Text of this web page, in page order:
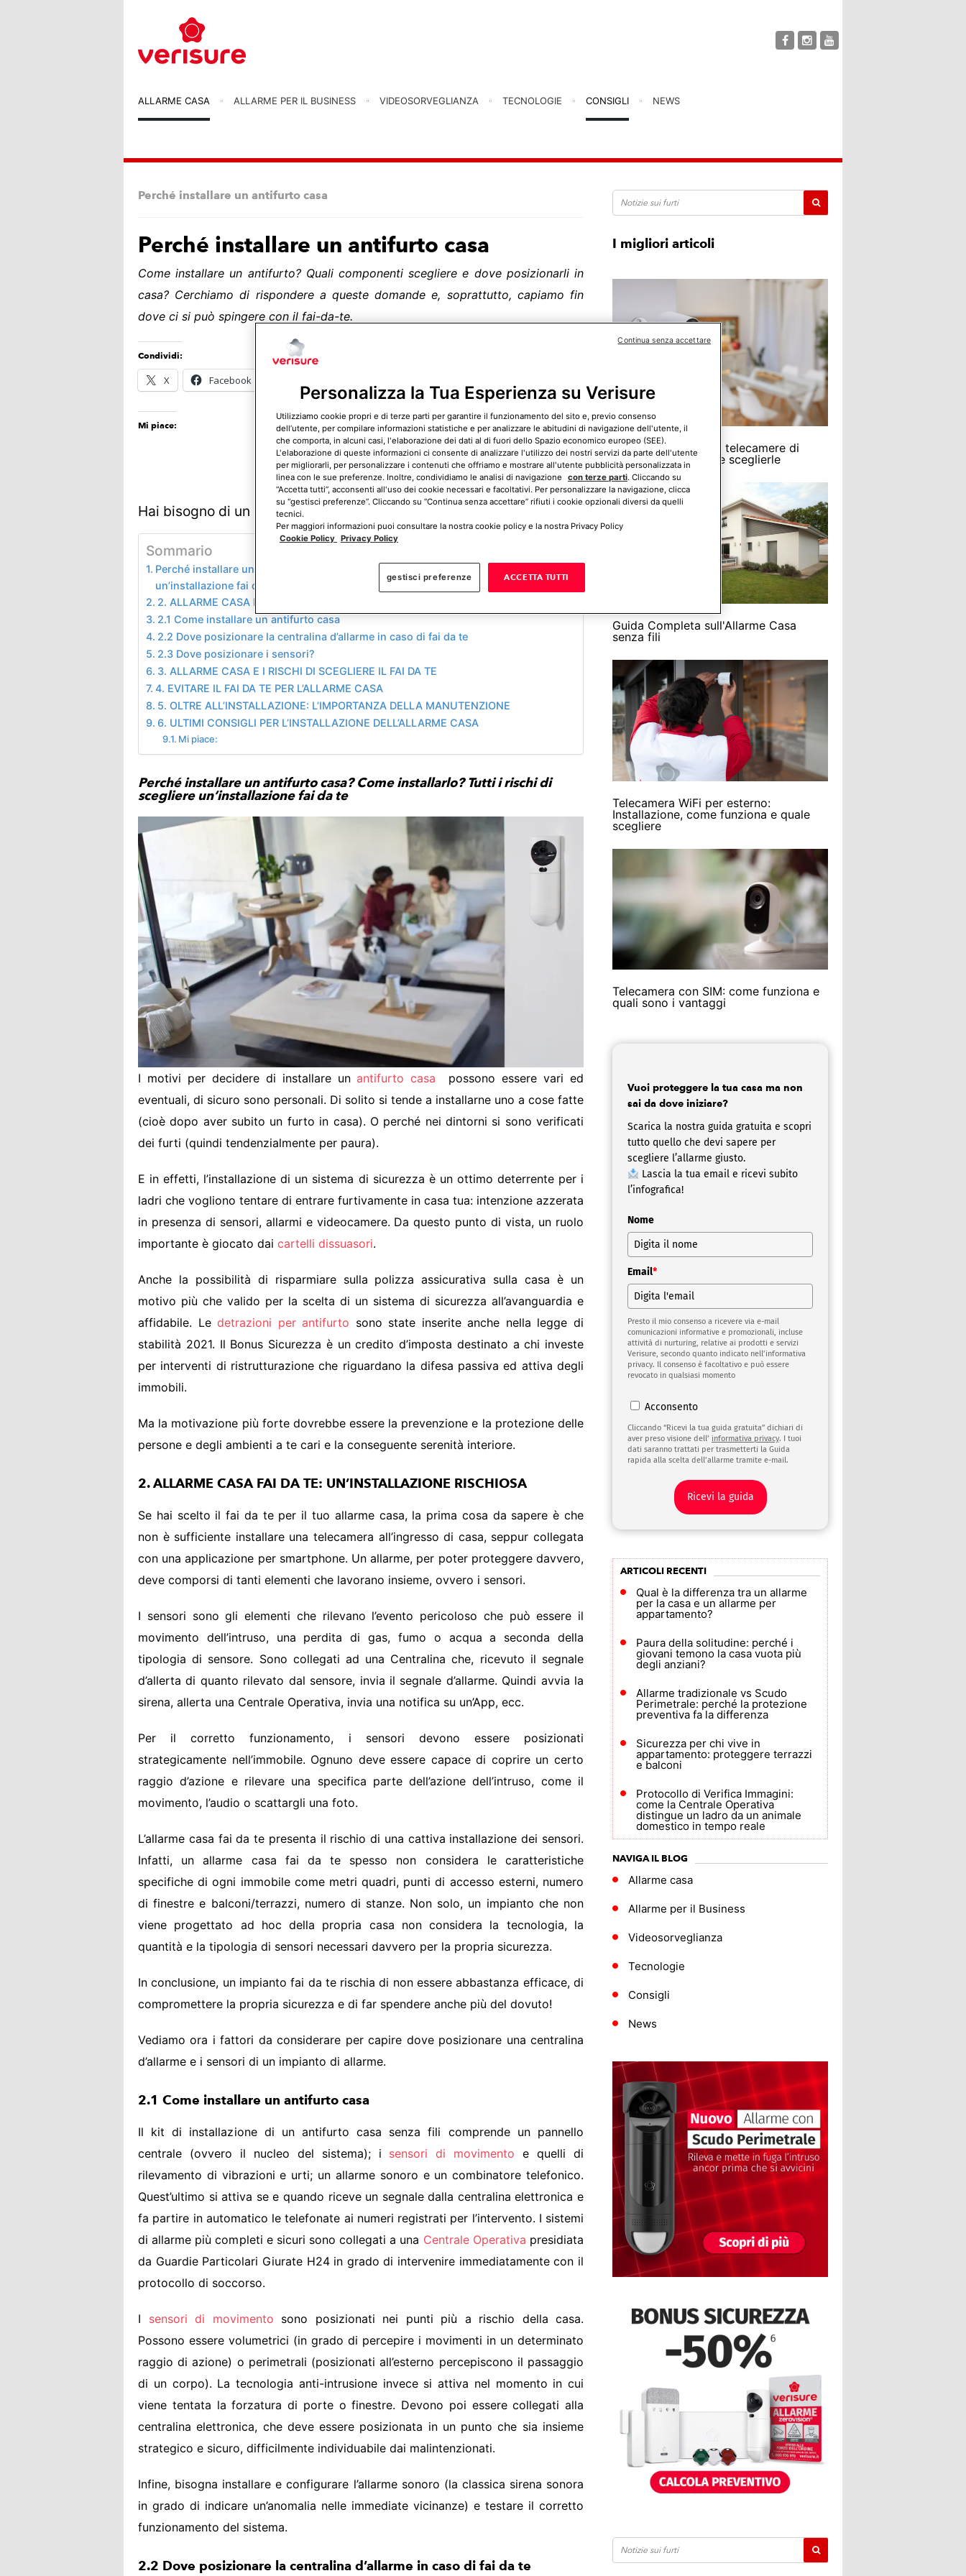
ALLARME CASA ALLARME PER IL BUSINESS VIDEOSORVEGLIANZA TECNOLOGIE CONSIGLI NEWS
Perché installare un antifurto casa
Perché installare un antifurto casa
Come installare un antifurto? Quali componenti scegliere e dove posizionarli in
casa? Cerchiamo di rispondere a queste domande e, soprattutto, capiamo fin
dove ci si può spingere con il fai-da-te.
Condividi:
X Facebook
Mi piace:
Hai bisogno di un allarme? Calcola ora il tuo preventivo gratuito
Sommario
Perché installare un antifurto casa? Come installarlo? Tutti i rischi di scegliere
un’installazione fai da te
2. ALLARME CASA FAI DA TE: UN’INSTALLAZIONE RISCHIOSA
2.1 Come installare un antifurto casa
2.2 Dove posizionare la centralina d’allarme in caso di fai da te
2.3 Dove posizionare i sensori?
3. ALLARME CASA E I RISCHI DI SCEGLIERE IL FAI DA TE
4. EVITARE IL FAI DA TE PER L’ALLARME CASA
5. OLTRE ALL’INSTALLAZIONE: L’IMPORTANZA DELLA MANUTENZIONE
6. ULTIMI CONSIGLI PER L’INSTALLAZIONE DELL’ALLARME CASA
Mi piace:
Perché installare un antifurto casa? Come installarlo? Tutti i rischi di
scegliere un’installazione fai da te
I motivi per decidere di installare unantifurto casa possono essere vari ed
eventuali, di sicuro sono personali. Di solito si tende a installarne uno a cose fatte
(cioè dopo aver subito un furto in casa). O perché nei dintorni si sono verificati
dei furti (quindi tendenzialmente per paura).
E in effetti, l’installazione di un sistema di sicurezza è un ottimo deterrente per i
ladri che vogliono tentare di entrare furtivamente in casa tua: intenzione azzerata
in presenza di sensori, allarmi e videocamere. Da questo punto di vista, un ruolo
importante è giocato dai cartelli dissuasori.
Anche la possibilità di risparmiare sulla polizza assicurativa sulla casa è un
motivo più che valido per la scelta di un sistema di sicurezza all’avanguardia e
affidabile. Ledetrazioni per antifurto sono state inserite anche nella legge di
stabilità 2021. Il Bonus Sicurezza è un credito d’imposta destinato a chi investe
per interventi di ristrutturazione che riguardano la difesa passiva ed attiva degli
immobili.
Ma la motivazione più forte dovrebbe essere la prevenzione e la protezione delle
persone e degli ambienti a te cari e la conseguente serenità interiore.
2. ALLARME CASA FAI DA TE: UN’INSTALLAZIONE RISCHIOSA
Se hai scelto il fai da te per il tuo allarme casa, la prima cosa da sapere è che
non è sufficiente installare una telecamera all’ingresso di casa, seppur collegata
con una applicazione per smartphone. Un allarme, per poter proteggere davvero,
deve comporsi di tanti elementi che lavorano insieme, ovvero i sensori.
I sensori sono gli elementi che rilevano l’evento pericoloso che può essere il
movimento dell’intruso, una perdita di gas, fumo o acqua a seconda della
tipologia di sensore. Sono collegati ad una Centralina che, ricevuto il segnale
d’allerta di quanto rilevato dal sensore, invia il segnale d’allarme. Quindi avvia la
sirena, allerta una Centrale Operativa, invia una notifica su un’App, ecc.
Per il corretto funzionamento, i sensori devono essere posizionati
strategicamente nell’immobile. Ognuno deve essere capace di coprire un certo
raggio d’azione e rilevare una specifica parte dell’azione dell’intruso, come il
movimento, l’audio o scattargli una foto.
L’allarme casa fai da te presenta il rischio di una cattiva installazione dei sensori.
Infatti, un allarme casa fai da te spesso non considera le caratteristiche
specifiche di ogni immobile come metri quadri, punti di accesso esterni, numero
di finestre e balconi/terrazzi, numero di stanze. Non solo, un impianto che non
viene progettato ad hoc della propria casa non considera la tecnologia, la
quantità e la tipologia di sensori necessari davvero per la propria sicurezza.
In conclusione, un impianto fai da te rischia di non essere abbastanza efficace, di
compromettere la propria sicurezza e di far spendere anche più del dovuto!
Vediamo ora i fattori da considerare per capire dove posizionare una centralina
d’allarme e i sensori di un impianto di allarme.
2.1 Come installare un antifurto casa
Il kit di installazione di un antifurto casa senza fili comprende un pannello
centrale (ovvero il nucleo del sistema); i sensori di movimento e quelli di
rilevamento di vibrazioni e urti; un allarme sonoro e un combinatore telefonico.
Quest’ultimo si attiva se e quando riceve un segnale dalla centralina elettronica e
fa partire in automatico le telefonate ai numeri registrati per l’intervento. I sistemi
di allarme più completi e sicuri sono collegati a una Centrale Operativa presidiata
da Guardie Particolari Giurate H24 in grado di intervenire immediatamente con il
protocollo di soccorso.
I sensori di movimento sono posizionati nei punti più a rischio della casa.
Possono essere volumetrici (in grado di percepire i movimenti in un determinato
raggio di azione) o perimetrali (posizionati all’esterno percepiscono il passaggio
di un corpo). La tecnologia anti-intrusione invece si attiva nel momento in cui
viene tentata la forzatura di porte o finestre. Devono poi essere collegati alla
centralina elettronica, che deve essere posizionata in un punto che sia insieme
strategico e sicuro, difficilmente individuabile dai malintenzionati.
Infine, bisogna installare e configurare l’allarme sonoro (la classica sirena sonora
in grado di indicare un’anomalia nelle immediate vicinanze) e testare il corretto
funzionamento del sistema.
2.2 Dove posizionare la centralina d’allarme in caso di fai da te
I migliori articoli
Come funzionano le telecamere di
sorveglianza e come sceglierle
Guida Completa sull'Allarme Casa
senza fili
Telecamera WiFi per esterno:
Installazione, come funziona e quale
scegliere
Telecamera con SIM: come funziona e
quali sono i vantaggi
Vuoi proteggere la tua casa ma non
sai da dove iniziare?
Scarica la nostra guida gratuita e scopri
tutto quello che devi sapere per
scegliere l’allarme giusto.
Lascia la tua email e ricevi subito
l’infografica!
Nome
Email*
Presto il mio consenso a ricevere via e-mail
comunicazioni informative e promozionali, incluse
attività di nurturing, relative ai prodotti e servizi
Verisure, secondo quanto indicato nell’informativa
privacy. Il consenso è facoltativo e può essere
revocato in qualsiasi momento
Acconsento
Cliccando “Ricevi la tua guida gratuita” dichiari di
aver preso visione dell’ informativa privacy. I tuoi
dati saranno trattati per trasmetterti la Guida
rapida alla scelta dell’allarme tramite e-mail.
Ricevi la guida
ARTICOLI RECENTI
Qual è la differenza tra un allarme
per la casa e un allarme per
appartamento?
Paura della solitudine: perché i
giovani temono la casa vuota più
degli anziani?
Allarme tradizionale vs Scudo
Perimetrale: perché la protezione
preventiva fa la differenza
Sicurezza per chi vive in
appartamento: proteggere terrazzi
e balconi
Protocollo di Verifica Immagini:
come la Centrale Operativa
distingue un ladro da un animale
domestico in tempo reale
NAVIGA IL BLOG
Allarme casa
Allarme per il Business
Videosorveglianza
Tecnologie
Consigli
News
Personalizza la Tua Esperienza su Verisure
Utilizziamo cookie propri e di terze parti per garantire il funzionamento del sito e, previo consenso
dell’utente, per compilare informazioni statistiche e per analizzare le abitudini di navigazione dell'utente, il
che comporta, in alcuni casi, l'elaborazione dei dati al di fuori dello Spazio economico europeo (SEE).
L'elaborazione di queste informazioni ci consente di analizzare l'utilizzo dei nostri servizi da parte dell'utente
per migliorarli, per personalizzare i contenuti che offriamo e mostrare all'utente pubblicità personalizzata in
linea con le sue preferenze. Inoltre, condividiamo le analisi di navigazione
con terze parti. Cliccando su
“Accetta tutti”, acconsenti all'uso dei cookie necessari e facoltativi. Per personalizzare la navigazione, clicca
su “gestisci preferenze”. Cliccando su “Continua senza accettare” rifiuti i cookie opzionali diversi da quelli
tecnici.
Per maggiori informazioni puoi consultare la nostra cookie policy e la nostra Privacy Policy
Cookie Policy Privacy Policy
gestisci preferenze ACCETTA TUTTI
Continua senza accettare